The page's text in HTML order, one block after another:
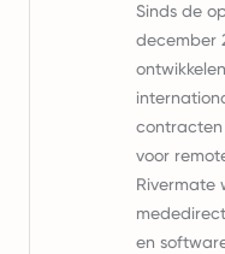
Sinds de
december
contracten
voor
Rivermate
en